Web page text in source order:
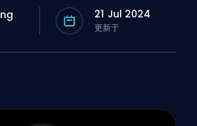
21 Jul 2024
更新于